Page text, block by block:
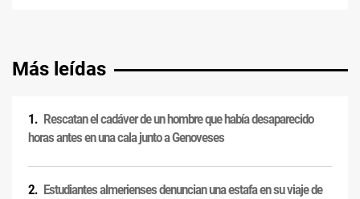
Más leídas
Rescatan el cadáver de un hombre que había desaparecido
horas antes en una cala junto a Genoveses
Estudiantes almerienses denuncian una estafa en su viaje de